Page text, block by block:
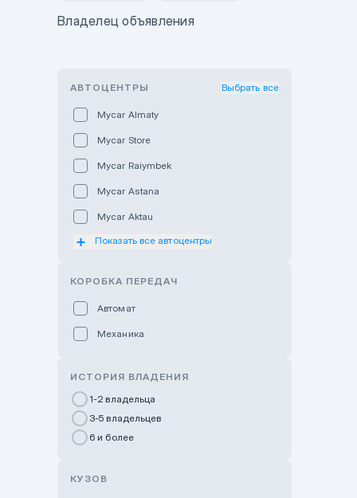
Владелец объявления
АВТОЦЕНТРЫ Выбрать все
Mycar Almaty
Mycar Store
Mycar Raiymbek
Mycar Astana
Mycar Aktau
Mycar Uralsk
GWM Nurly Zhol
Chery Astana
Показать все автоцентры
КОРОБКА ПЕРЕДАЧ
Автомат
Механика
ИСТОРИЯ ВЛАДЕНИЯ
1-2 владельца
3-5 владельцев
6 и более
КУЗОВ